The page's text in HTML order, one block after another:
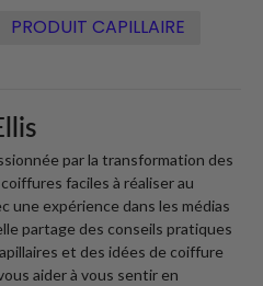
PRODUIT CAPILLAIRE
par la transformation des
faciles à réaliser au
une expérience dans les médias
partage des conseils pratiques
et des idées de coiffure
aider à vous sentir en